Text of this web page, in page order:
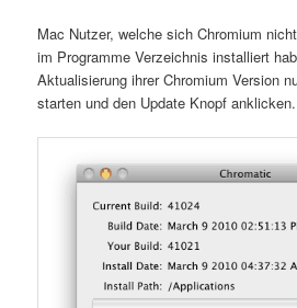
Mac Nutzer, welche sich Chromium
im Programme Verzeichnis installiert
Aktualisierung ihrer Chromium Version
starten und den Update Knopf anklicken.